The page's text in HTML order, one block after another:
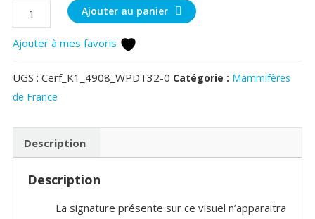
quantité
de
Brame
du
cerf
Ajouter au panier
Ajouter à mes favoris
UGS : Cerf_K1_4908_WPDT32-0 Catégorie : Mammifères
de France
Description
Description
La signature présente sur ce visuel n’apparaitra